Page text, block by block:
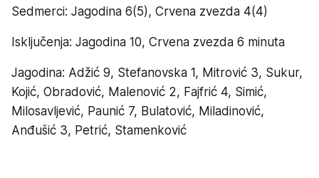
Sedmerci: Jagodina 6(5), Crvena zvezda 4(4)
Isključenja: Jagodina 10, Crvena zvezda 6 minuta
Jagodina: Adžić 9, Stefanovska 1, Mitrović 3, Sukur,
Kojić, Obradović, Malenović 2, Fajfrić 4, Simić,
Milosavljević, Paunić 7, Bulatović, Miladinović,
Anđušić 3, Petrić, Stamenković